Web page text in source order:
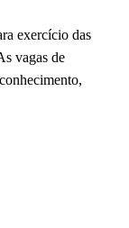
exercício das
vagas de